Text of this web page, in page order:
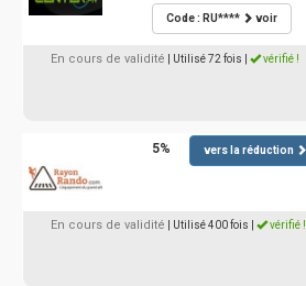
Code : RU**** voir
En cours de validité | Utilisé 72 fois vérifié !
5% vers la réduction
En cours de validité | Utilisé 400 fois vérifié !